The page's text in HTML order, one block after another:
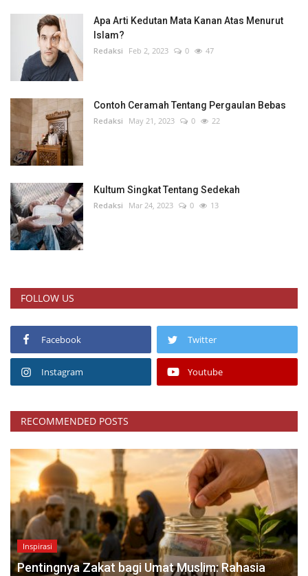
Apa Arti Kedutan Mata Kanan Atas Menurut
Islam?
Redaksi Feb 2, 2023 0 47
Contoh Ceramah Tentang Pergaulan Bebas
Redaksi May 21, 2023 0 22
Kultum Singkat Tentang Sedekah
Redaksi Mar 24, 2023 0 13
FOLLOW US
Facebook Twitter
Instagram Youtube
RECOMMENDED POSTS
Inspirasi
Pentingnya Zakat bagi Umat Muslim: Rahasia